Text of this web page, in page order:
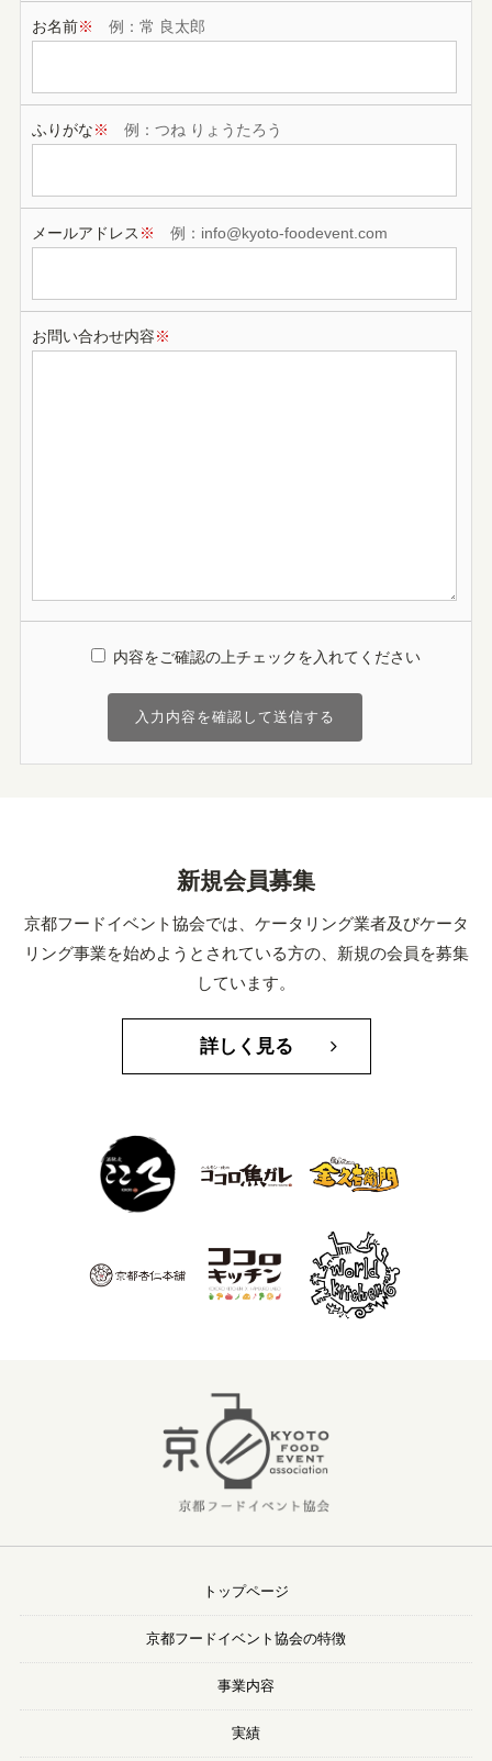
お名前※ 例：常 良太郎
ふりがな※ 例：つね りょうたろう
メールアドレス ※ 例：info@kyoto-foodevent.com
お問い合わせ内容※
内容をご確認の上チェックを入れてください
新規会員募集
京都フードイベント協会では、ケータリング業者及びケータ
リング事業を始めようとされている方の、新規の会員を募集
しています。
詳しく見る
トップページ
京都フードイベント協会の特徴
事業内容
実績